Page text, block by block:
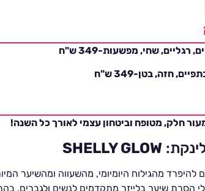
שחי, מפשעות-349 ש"ח
חזה, בטן-349 ש"ח
חלק, מטופח וביטחון עצמי לאורך כל השנה!
SHELLY GLOW
מהגילוח היומיומי, מהשעווה ומהשיער
הסרת שיער בלייזר מתקדמים לנשים ולגברים,